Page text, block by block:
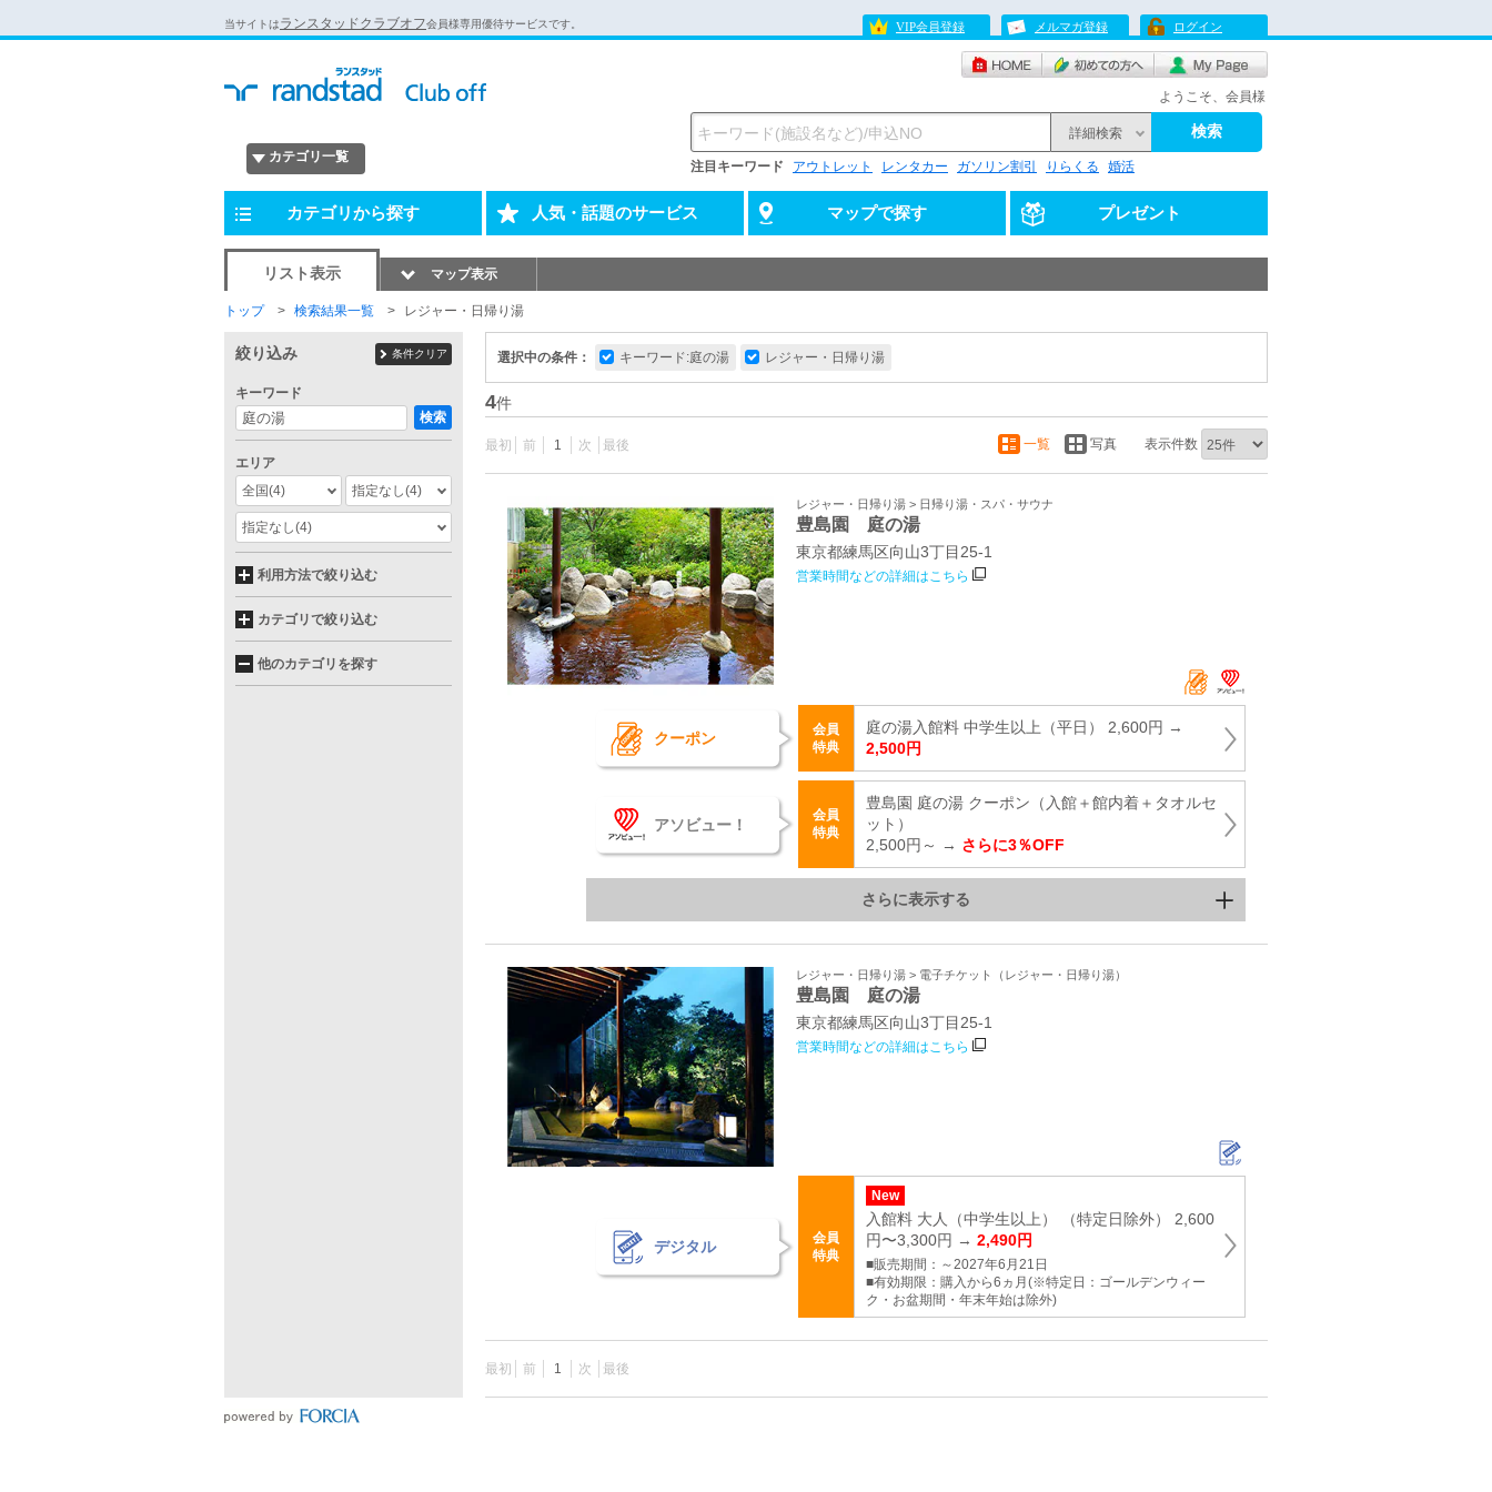
当サイトはランスタッドクラブオフ会員様専用優待サービスです。 VIP会員登録 メルマガ登録 ログイン
ようこそ、会員様
カテゴリ一覧
詳細検索 検索
注目キーワード アウトレット レンタカー ガソリン割引 りらくる 婚活
カテゴリから探す 人気・話題のサービス マップで探す プレゼント
リスト表示 マップ表示
トップ 検索結果一覧 レジャー・日帰り湯
選択中の条件： キーワード:庭の湯 レジャー・日帰り湯
4件
最初 前 1 次 最後 一覧 写真 表示件数
レジャー・日帰り湯 > 日帰り湯・スパ・サウナ
豊島園 庭の湯
東京都練馬区向山3丁目25-1
営業時間などの詳細はこちら
クーポン
会員
特典
庭の湯入館料 中学生以上（平日） 2,600円 →
2,500円
アソビュー！
会員
特典
豊島園 庭の湯 クーポン（入館＋館内着＋タオルセ
ット）
2,500円～ → さらに3％OFF
さらに表示する
レジャー・日帰り湯 > 電子チケット（レジャー・日帰り湯）
豊島園 庭の湯
東京都練馬区向山3丁目25-1
営業時間などの詳細はこちら
デジタル
会員
特典
New
入館料 大人（中学生以上） （特定日除外） 2,600
円〜3,300円 → 2,490円
■販売期間：～2027年6月21日
■有効期限：購入から6ヵ月(※特定日：ゴールデンウィー
ク・お盆期間・年末年始は除外)
最初 前 1 次 最後
絞り込み 条件クリア
キーワード
検索
エリア
全国(4) 指定なし(4)
指定なし(4)
利用方法で絞り込む
カテゴリで絞り込む
他のカテゴリを探す